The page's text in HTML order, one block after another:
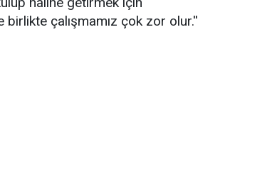
çalışmamız çok zor olur.''